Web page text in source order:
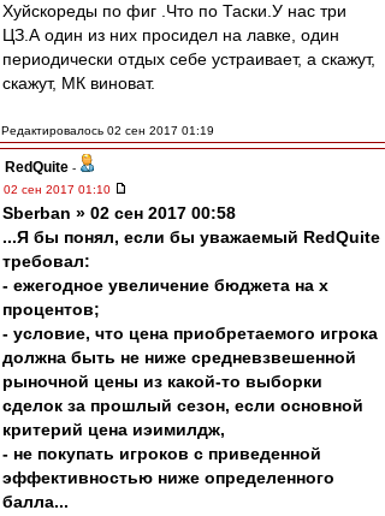
Хуйскореды по фиг .Что по Таски.У нас три
ЦЗ.А один из них просидел на лавке, один
периодически отдых себе устраивает, а скажут,
скажут, МК виноват.
Редактировалось 02 сен 2017 01:19
RedQuite -
02 сен 2017 01:10
Sberban » 02 сен 2017 00:58
...Я бы понял, если бы уважаемый RedQuite
требовал:
- ежегодное увеличение бюджета на х
процентов;
- условие, что цена приобретаемого игрока
должна быть не ниже средневзвешенной
рыночной цены из какой-то выборки
сделок за прошлый сезон, если основной
критерий цена иэимилдж,
- не покупать игроков с приведенной
эффективностью ниже определенного
балла...